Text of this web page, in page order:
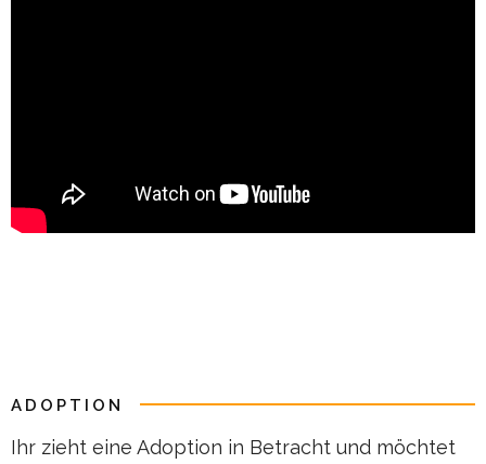
ADOPTION
Ihr zieht eine Adoption in Betracht und möchtet